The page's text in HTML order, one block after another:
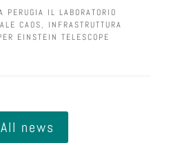
PERUGIA IL LABORATORIO
CAOS, INFRASTRUTTURA
EINSTEIN TELESCOPE
All news